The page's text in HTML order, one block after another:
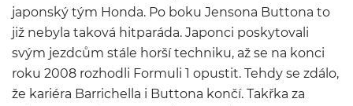
japonský tým Honda. Po boku Jensona Buttona to
již nebyla taková hitparáda. Japonci poskytovali
svým jezdcům stále horší techniku, až se na konci
roku 2008 rozhodli Formuli 1 opustit. Tehdy se zdálo,
že kariéra Barrichella i Buttona končí. Takřka za